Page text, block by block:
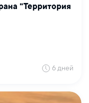
"Территория
6 дней